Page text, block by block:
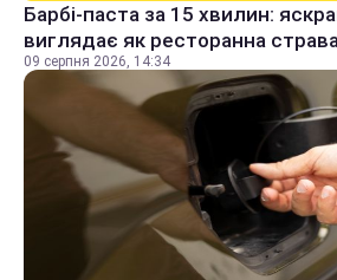
Барбі-паста за 15 хвилин:
виглядає як ресторанна страва
09 серпня 2026, 14:34